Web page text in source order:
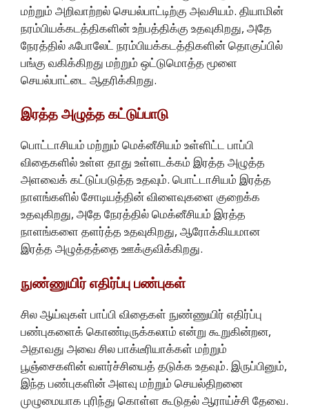
மற்றும் அறிவாற்றல் செயல்பாட்டிற்கு அவசியம். தியாமின்
நரம்பியக்கடத்திகளின் உற்பத்திக்கு உதவுகிறது, அதே
நேரத்தில் ஃபோலேட் நரம்பியக்கடத்திகளின் தொகுப்பில்
பங்கு வகிக்கிறது மற்றும் ஒட்டுமொத்த மூளை
செயல்பாட்டை ஆதரிக்கிறது.
இரத்த அழுத்த கட்டுப்பாடு
பொட்டாசியம் மற்றும் மெக்னீசியம் உள்ளிட்ட பாப்பி
விதைகளில் உள்ள தாது உள்ளடக்கம் இரத்த அழுத்த
அளவைக் கட்டுப்படுத்த உதவும். பொட்டாசியம் இரத்த
நாளங்களில் சோடியத்தின் விளைவுகளை குறைக்க
உதவுகிறது, அதே நேரத்தில் மெக்னீசியம் இரத்த
நாளங்களை தளர்த்த உதவுகிறது, ஆரோக்கியமான
இரத்த அழுத்தத்தை ஊக்குவிக்கிறது.
நுண்ணுயிர் எதிர்ப்பு பண்புகள்
சில ஆய்வுகள் பாப்பி விதைகள் நுண்ணுயிர் எதிர்ப்பு
பண்புகளைக் கொண்டிருக்கலாம் என்று கூறுகின்றன,
அதாவது அவை சில பாக்டீரியாக்கள் மற்றும்
பூஞ்சைகளின் வளர்ச்சியைத் தடுக்க உதவும். இருப்பினும்,
இந்த பண்புகளின் அளவு மற்றும் செயல்திறனை
முழுமையாக புரிந்து கொள்ள கூடுதல் ஆராய்ச்சி தேவை.